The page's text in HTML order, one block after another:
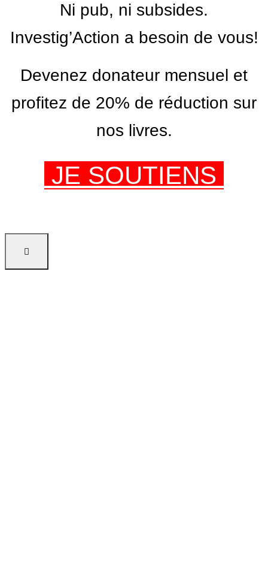
Ni pub, ni subsides.
Investig’Action a besoin de vous!
Devenez donateur mensuel et
profitez de 20% de réduction sur
nos livres.
JE SOUTIENS